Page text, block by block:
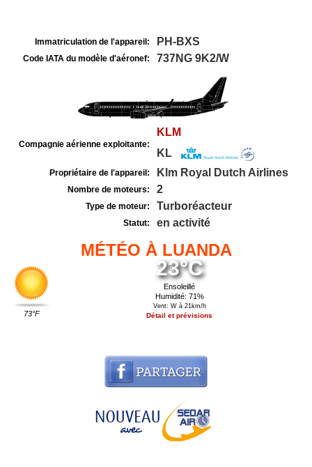
Immatriculation de l'appareil: PH-BXS
Code IATA du modèle d'aéronef: 737NG 9K2/W
Compagnie aérienne exploitante:
KLM
KL
Propriétaire de l'appareil: Klm Royal Dutch Airlines
Nombre de moteurs: 2
Type de moteur: Turboréacteur
Statut: en activité
MÉTÉO À LUANDA
73°F
23°C
Ensoleillé
Humidité: 71%
Vent: W à 21km/h
Détail et prévisions